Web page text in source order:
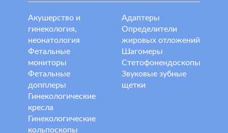
Акушерство и
гинекология,
неонатология
Фетальные
мониторы
Фетальные
допплеры
Гинекологические
кресла
Гинекологические
кольпоскопы
Адаптеры
Определители
жировых отложений
Шагомеры
Стетофонендоскопы
Звуковые зубные
щетки